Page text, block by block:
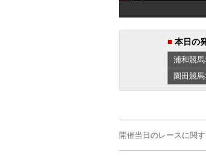
■ 本日の
浦和競
園田競
開催当日のレースに関